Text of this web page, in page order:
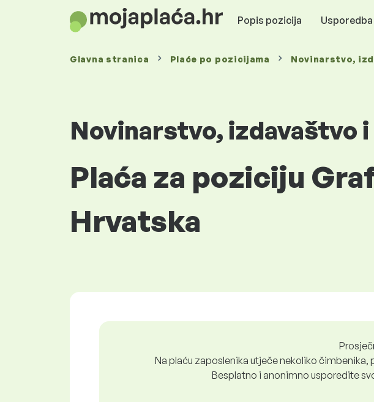
Popis pozicija
Glavna stranica Plaće po pozicijama Novinarstvo,
Novinarstvo, izdavaštvo
Plaća za poziciju
Hrvatska
Na plaću zaposlenika utječe nekoliko čimbenika,
Besplatno i anonimno usporedite